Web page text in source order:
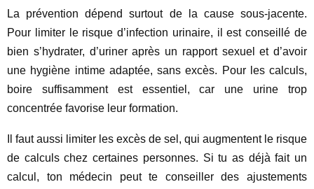
La prévention dépend surtout de la cause sous-jacente.
Pour limiter le risque d’infection urinaire, il est conseillé de
bien s’hydrater, d’uriner après un rapport sexuel et d’avoir
une hygiène intime adaptée, sans excès. Pour les calculs,
boire suffisamment est essentiel, car une urine trop
concentrée favorise leur formation.
Il faut aussi limiter les excès de sel, qui augmentent le risque
de calculs chez certaines personnes. Si tu as déjà fait un
calcul, ton médecin peut te conseiller des ajustements